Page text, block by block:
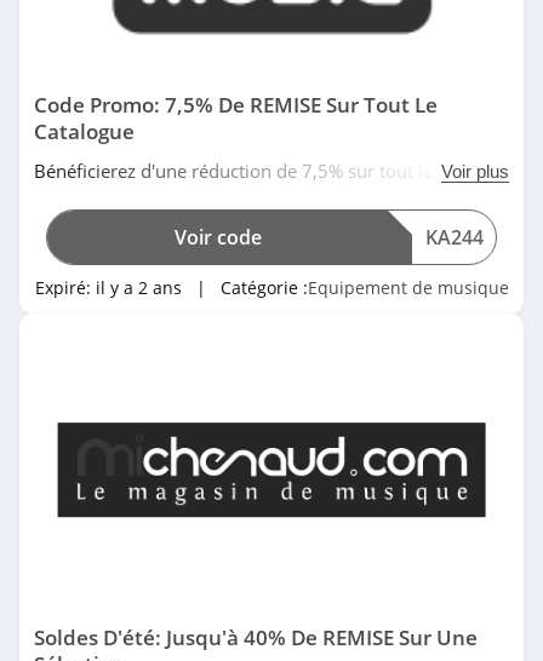
Code Promo: 7,5% De REMISE Sur Tout Le
Catalogue
Bénéficierez d'une réduction de 7,5% sur tout le
utilisant ce code promo Bax Music. Date limitée!
Voir plus
KA244
Voir code
Expiré: il y a 2 ans | Catégorie :Equipement de musique
Soldes D'été: Jusqu'à 40% De REMISE Sur Une